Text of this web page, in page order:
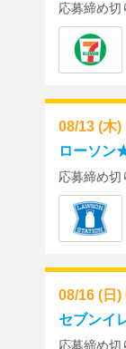
応募締め切
08/13 (木
ローソン
応募締め切
08/16 (日
セブンイ
応募締め切